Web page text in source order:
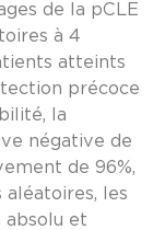
de la pCLE
à 4
atteints
précoce
la
négative de
de 96%,
aléatoires, les
absolu et